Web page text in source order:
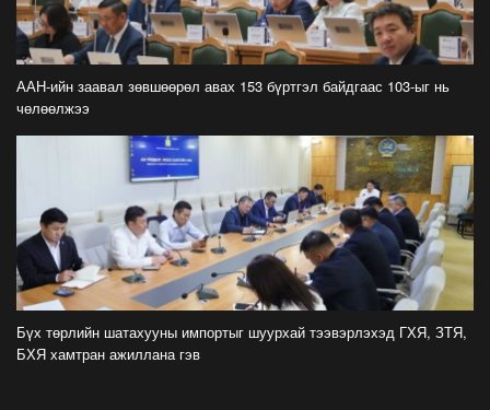
2026-07-21
ФОТО: Тажикистан Улсын Ерөнхийлөгчийн
2026-07-21
"Улсын цолд хүрсэн бөхчүүдээс допинг
илрээгүй, аймгийн цолтой нэг бөхөөс илэрсэн
гэх имэйл ирсэн"
2026-07-21
Засгийн газрын хуралдаанаас гарсан
шийдвэрийг танилцуулж байна
2026-07-21
Тажикистан Улсын Ерөнхийлөгч Эмомали
ААН-ийн заавал зөвшөөрөл авах 153 бүртгэл байдгаас 103-ыг нь
чөлөөлжээ
Бүх төрлийн шатахууны импортыг шуурхай тээвэрлэхэд ГХЯ, ЗТЯ,
БХЯ хамтран ажиллана гэв